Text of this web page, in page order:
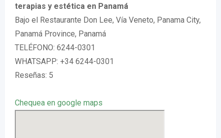
terapias y estética en Panamá
Bajo el Restaurante Don Lee, Vía Veneto, Panama City,
Panamá Province, Panamá
TELÉFONO: 6244-0301
WHATSAPP: +34 6244-0301
Reseñas: 5
Chequea en google maps